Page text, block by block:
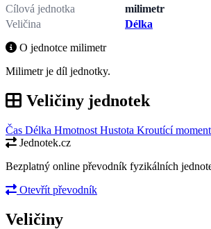
Cílová jednotka
milimetr
Veličina
Délka
O jednotce milimetr
Milimetr je díl jednotky.
Veličiny jednotek
Čas Délka Hmotnost Hustota Kroutící moment
Jednotek.cz
Bezplatný online převodník fyzikálních
Otevřít převodník
Veličiny